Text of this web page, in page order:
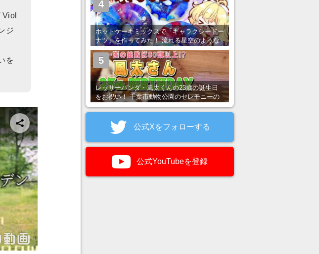
ジ
を
ホットケーキミックスで「ギャラクシードー
ナツ」を作ってみた！ 流れる星空のような
レンチン・レシピを紹介
4
レッサーパンダ・風太くんの23歳の誕生日
をお祝い！ 千葉市動物公園のセレモニーの
5
公式Xをフォローする
公式YouTubeを登録